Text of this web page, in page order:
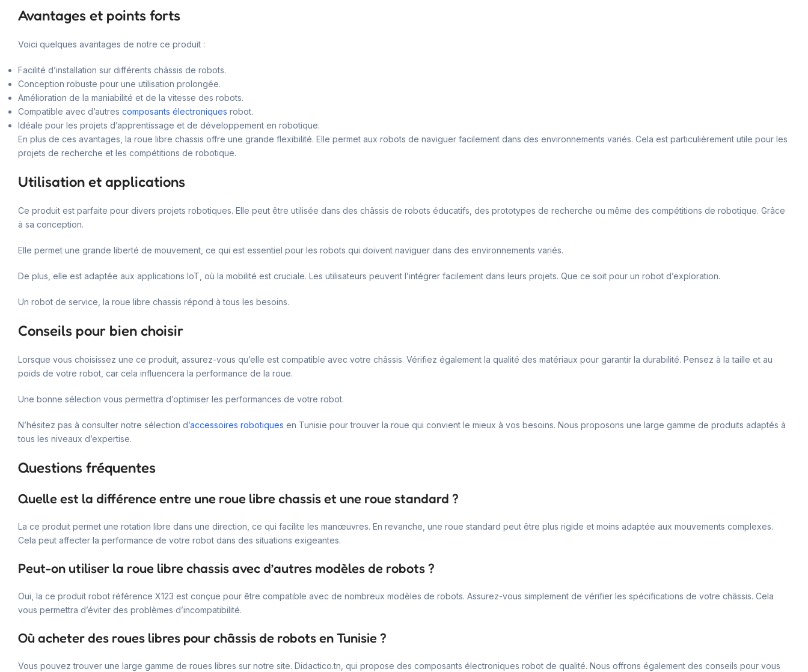
Avantages et points forts
Voici quelques avantages de notre ce produit :
Facilité d’installation sur différents châssis de robots.
Conception robuste pour une utilisation prolongée.
Amélioration de la maniabilité et de la vitesse des robots.
Compatible avec d’autres composants électroniques robot.
Idéale pour les projets d’apprentissage et de développement en robotique.
En plus de ces avantages, la roue libre chassis offre une grande flexibilité. Elle permet aux robots de naviguer facilement dans des environnements variés. Cela est particulièrement utile pour les
projets de recherche et les compétitions de robotique.
Utilisation et applications
Ce produit est parfaite pour divers projets robotiques. Elle peut être utilisée dans des châssis de robots éducatifs, des prototypes de recherche ou même des compétitions de robotique. Grâce
à sa conception.
Elle permet une grande liberté de mouvement, ce qui est essentiel pour les robots qui doivent naviguer dans des environnements variés.
De plus, elle est adaptée aux applications IoT, où la mobilité est cruciale. Les utilisateurs peuvent l’intégrer facilement dans leurs projets. Que ce soit pour un robot d’exploration.
Un robot de service, la roue libre chassis répond à tous les besoins.
Conseils pour bien choisir
Lorsque vous choisissez une ce produit, assurez-vous qu’elle est compatible avec votre châssis. Vérifiez également la qualité des matériaux pour garantir la durabilité. Pensez à la taille et au
poids de votre robot, car cela influencera la performance de la roue.
Une bonne sélection vous permettra d’optimiser les performances de votre robot.
N’hésitez pas à consulter notre sélection d’accessoires robotiques en Tunisie pour trouver la roue qui convient le mieux à vos besoins. Nous proposons une large gamme de produits adaptés à
tous les niveaux d’expertise.
Questions fréquentes
Quelle est la différence entre une roue libre chassis et une roue standard ?
La ce produit permet une rotation libre dans une direction, ce qui facilite les manœuvres. En revanche, une roue standard peut être plus rigide et moins adaptée aux mouvements complexes.
Cela peut affecter la performance de votre robot dans des situations exigeantes.
Peut-on utiliser la roue libre chassis avec d’autres modèles de robots ?
Oui, la ce produit robot référence X123 est conçue pour être compatible avec de nombreux modèles de robots. Assurez-vous simplement de vérifier les spécifications de votre châssis. Cela
vous permettra d’éviter des problèmes d’incompatibilité.
Où acheter des roues libres pour châssis de robots en Tunisie ?
Vous pouvez trouver une large gamme de roues libres sur notre site. Didactico.tn, qui propose des composants électroniques robot de qualité. Nous offrons également des conseils pour vous